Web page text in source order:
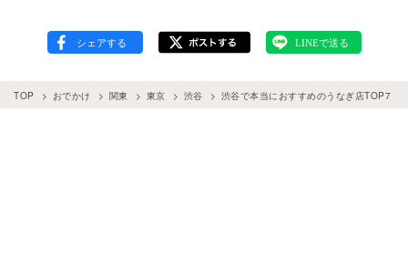
TOP おでかけ 関東 東京 渋谷 渋谷で本当におすすめのうなぎ店TOP7！